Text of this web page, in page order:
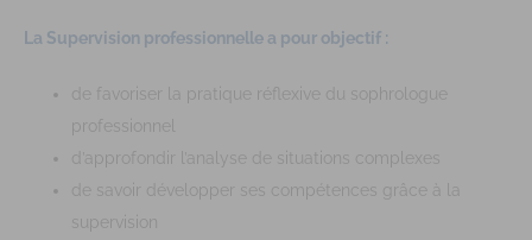
La Supervision professionnelle a pour objectif :
de favoriser la pratique réflexive du sophrologue
professionnel
d’approfondir l’analyse de situations complexes
de savoir développer ses compétences grâce à la
supervision